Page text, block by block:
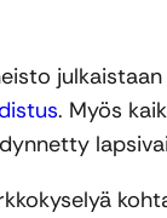
. Myös